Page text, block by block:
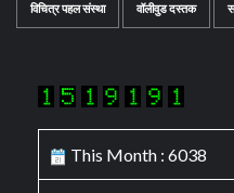
विचित्र पहल संस्था वॉलीवुड दस्तक
This Month : 6038